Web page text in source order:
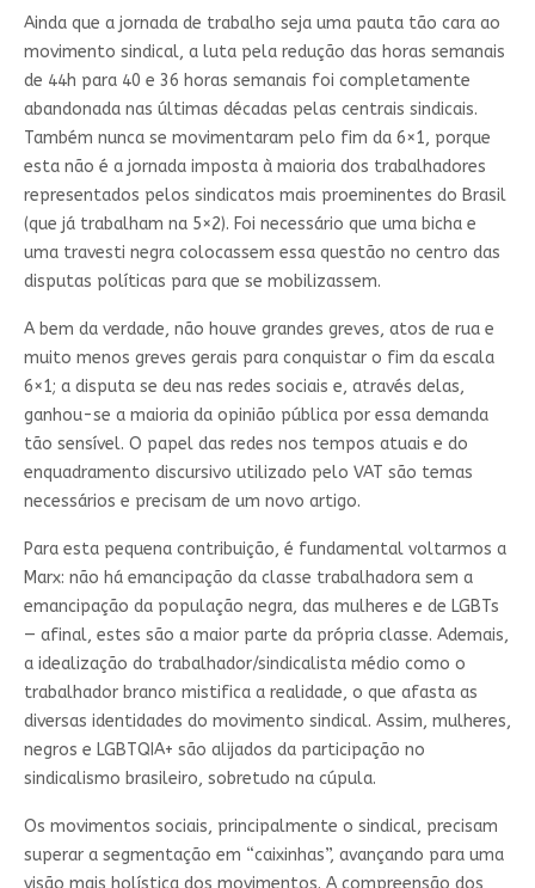
Ainda que a jornada de trabalho seja uma pauta tão cara ao
movimento sindical, a luta pela redução das horas semanais
de 44h para 40 e 36 horas semanais foi completamente
abandonada nas últimas décadas pelas centrais sindicais.
Também nunca se movimentaram pelo fim da 6×1, porque
esta não é a jornada imposta à maioria dos trabalhadores
representados pelos sindicatos mais proeminentes do Brasil
(que já trabalham na 5×2). Foi necessário que uma bicha e
uma travesti negra colocassem essa questão no centro das
disputas políticas para que se mobilizassem.
A bem da verdade, não houve grandes greves, atos de rua e
muito menos greves gerais para conquistar o fim da escala
6×1; a disputa se deu nas redes sociais e, através delas,
ganhou-se a maioria da opinião pública por essa demanda
tão sensível. O papel das redes nos tempos atuais e do
enquadramento discursivo utilizado pelo VAT são temas
necessários e precisam de um novo artigo.
Para esta pequena contribuição, é fundamental voltarmos a
Marx: não há emancipação da classe trabalhadora sem a
emancipação da população negra, das mulheres e de LGBTs
— afinal, estes são a maior parte da própria classe. Ademais,
a idealização do trabalhador/sindicalista médio como o
trabalhador branco mistifica a realidade, o que afasta as
diversas identidades do movimento sindical. Assim, mulheres,
negros e LGBTQIA+ são alijados da participação no
sindicalismo brasileiro, sobretudo na cúpula.
Os movimentos sociais, principalmente o sindical, precisam
superar a segmentação em “caixinhas”, avançando para uma
visão mais holística dos movimentos. A compreensão dos